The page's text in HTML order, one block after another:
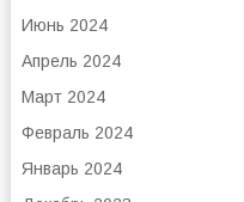
Июнь 2024
Апрель 2024
Март 2024
Февраль 2024
Январь 2024